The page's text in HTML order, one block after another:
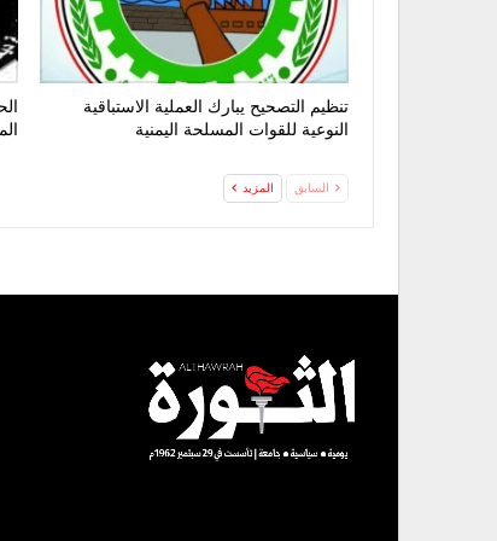
تنظيم التصحيح يبارك العملية الاستباقية
النوعية للقوات المسلحة اليمنية
السابق المزيد